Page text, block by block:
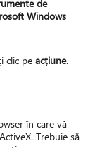
de
Windows
clic peacțiune.
în care vă
Trebuie să